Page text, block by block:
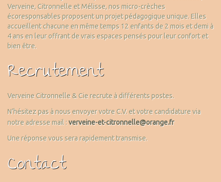
Verveine, Citronnelle et Mélisse, nos micro-crèches
écoresponsables proposent un projet pédagogique unique. Elles
accueillent chacune en même temps 12 enfants de 2 mois et demi à
4 ans en leur offrant de vrais espaces pensés pour leur confort et
bien être.
Recrutement
Verveine Citronnelle & Cie recrute à différents postes.
N’hésitez pas à nous envoyer votre C.V. et votre candidature via
notre adresse mail :verveine-et-citronnelle@orange.fr
Une réponse vous sera rapidement transmise.
Contact